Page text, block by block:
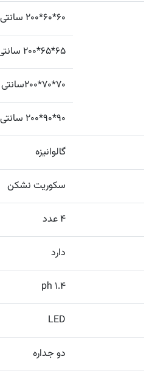
60*60*200 سانتی متر
65*65*200 سانتی متر
70*70*200سانتی متر
90*90*200 سانتی متر
گالوانیزه
سکوریت نشکن
4 عدد
دارد
1.4 ph
LED
دو جداره